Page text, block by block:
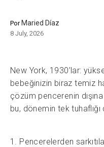
Por Maried Díaz
8 July, 2026
New York, 1930’lar:
bebeğinizin biraz temiz
çözüm pencerenin
bu, dönemin tek tuhaflığı
1. Pencerelerden